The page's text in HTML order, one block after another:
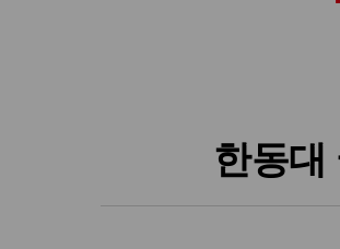
한동대